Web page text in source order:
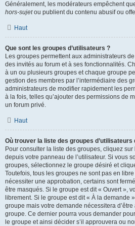
Généralement, les modérateurs empêchent
hors-sujetou publient du contenu abusif ou
Haut
Que sont les groupes d’utilisateurs ?
Les groupes permettent aux administrateurs
des invités au forum et à ses fonctionnalités.
à un ou plusieurs groupes et chaque groupe
gestion des membres par l’intermédiaire des
administrateurs de modifier rapidement les
à la fois, telles qu’ajouter des permissions de
un forum privé.
Haut
Où trouver la liste des groupes
Pour consulter la liste des groupes, cliquez sur
depuis votre panneau de l’utilisateur. Si vous
groupes, sélectionnez le groupe désiré et
Toutefois, tous les groupes ne sont pas en
nécessiter une approbation, certains sont
être masqués. Si le groupe est dit « Ouvert »,
librement. Si le groupe est dit « À la demande
groupe mais votre demande nécessitera
groupe. Ce dernier pourra vous demander
le groupe et ainsi décider s’il approuvera ou